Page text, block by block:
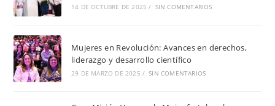
14 DE OCTUBRE DE 2025 / SIN COMENTARIOS
Mujeres en Revolución: Avances en derechos,
liderazgo y desarrollo científico
29 DE MARZO DE 2025 / SIN COMENTARIOS